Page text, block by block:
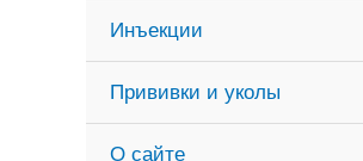
Инъекции
Прививки и уколы
О сайте